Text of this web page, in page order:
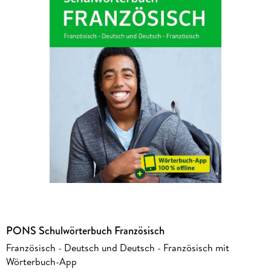
PONS Schulwörterbuch Französisch
Französisch - Deutsch und Deutsch - Französisch mit
Wörterbuch-App